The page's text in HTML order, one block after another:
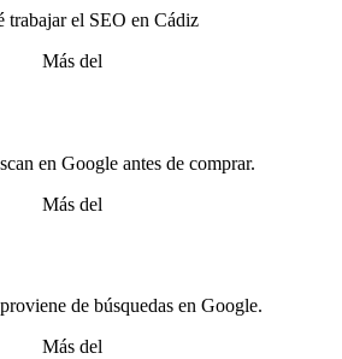
trabajar el SEO en Cádiz
Más del
en Google antes de comprar.
Más del
de búsquedas en Google.
Más del